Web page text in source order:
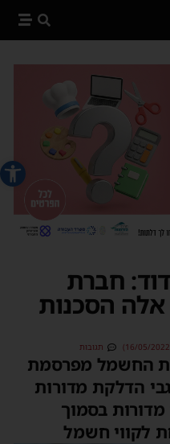
פתח
חברת
הסכנות
תגובות
החשמל מפרסמת
הדלקת מדורות
בסמוך
לקווי חשמל